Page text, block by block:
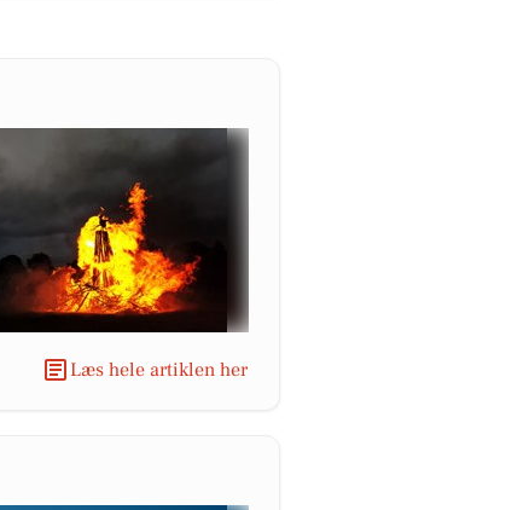
Læs hele artiklen her